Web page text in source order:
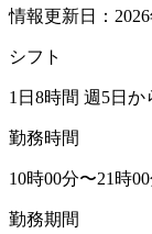
情報更新日：2026
シフト
1日8時間 週5日か
勤務時間
10時00分〜21時
勤務期間